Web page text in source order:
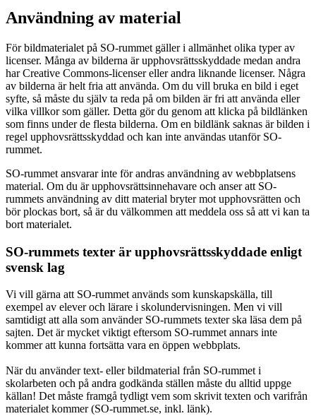
Användning av material
För bildmaterialet på SO-rummet gäller i allmänhet olika typer av
licenser. Många av bilderna är upphovsrättsskyddade medan andra
har Creative Commons-licenser eller andra liknande licenser. Några
av bilderna är helt fria att använda. Om du vill bruka en bild i eget
syfte, så måste du själv ta reda på om bilden är fri att använda eller
vilka villkor som gäller. Detta gör du genom att klicka på bildlänken
som finns under de flesta bilderna. Om en bildlänk saknas är bilden i
regel upphovsrättsskyddad och kan inte användas utanför SO-
rummet.
SO-rummet ansvarar inte för andras användning av webbplatsens
material. Om du är upphovsrättsinnehavare och anser att SO-
rummets användning av ditt material bryter mot upphovsrätten och
bör plockas bort, så är du välkommen att meddela oss så att vi kan ta
bort materialet.
SO-rummets texter är upphovsrättsskyddade enligt
svensk lag
Vi vill gärna att SO-rummet används som kunskapskälla, till
exempel av elever och lärare i skolundervisningen. Men vi vill
samtidigt att alla som använder SO-rummets texter ska läsa dem på
sajten. Det är mycket viktigt eftersom SO-rummet annars inte
kommer att kunna fortsätta vara en öppen webbplats.
När du använder text- eller bildmaterial från SO-rummet i
skolarbeten och på andra godkända ställen måste du alltid uppge
källan! Det måste framgå tydligt vem som skrivit texten och varifrån
materialet kommer (SO-rummet.se, inkl. länk).